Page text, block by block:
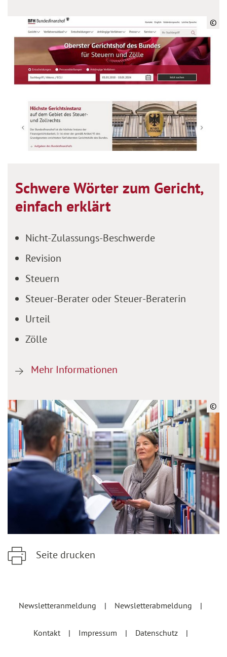
©
Schwere Wörter zum Gericht,
einfach erklärt
Nicht-Zulassungs-Beschwerde
Revision
Steuern
Steuer-Berater oder Steuer-Beraterin
Urteil
Zölle
Mehr Informationen
©
Seite drucken
Newsletteranmeldung
Newsletterabmeldung
Kontakt Impressum Datenschutz